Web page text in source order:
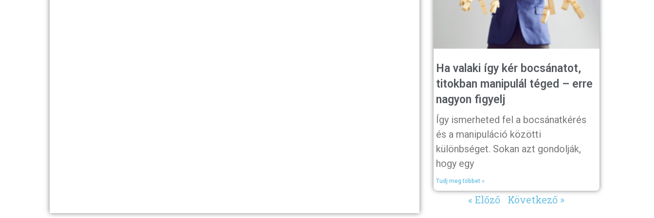
Ha valaki így kér bocsánatot,
titokban manipulál téged – erre
nagyon figyelj
Így ismerheted fel a bocsánatkérés
és a manipuláció közötti
különbséget. Sokan azt gondolják,
hogy egy
Tudj meg többet »
« Előző Következő »